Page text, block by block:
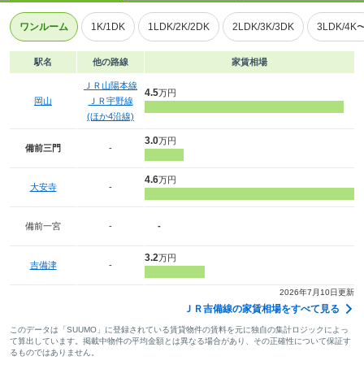
ワンルーム 1K/1DK 1LDK/2K/2DK 2LDK/3K/3DK 3LDK/4K
駅名 他の路線 家賃相場
岡山
ＪＲ山陽本線
ＪＲ宇野線
(ほか4沿線)
4.5万円
備前三門 -
3.0万円
大安寺 -
4.6万円
備前一宮 - -
吉備津 -
3.2万円
2026年7月10日更新
ＪＲ吉備線の家賃相場をすべて見る
このデータは「SUUMO」に登録されている賃貸物件の賃料を元に独自の集計ロジックによっ
て算出しています。掲載中物件の平均金額とは異なる場合があり、その正確性について保証す
るものではありません。